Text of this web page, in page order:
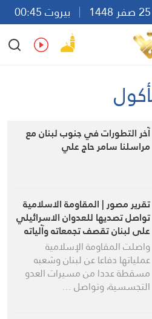
بيروت 00:45
Ar
En Fr Es
آخر التطورات في جنوب لبنان مع
مراسلنا سامر حاج علي
تقرير مصور | المقاومة الاسلامية
تواصل تصديها للعدوان الاسرائيلي
على لبنان تقصف تجمعاته وآلياته
وتسقط المزيد من مسيراته
واصلت المقاومة الإسلامية
عملياتها دفاعا عن لبنان وشعبه
مسقطة عددا من مسيرات العدو
التجسسية، وتواصل …